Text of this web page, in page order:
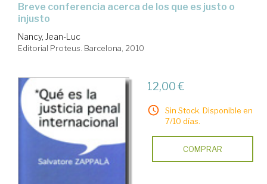
breve conferencia acerca de los que es justo o
injusto
Nancy, Jean-Luc
Editorial Proteus. Barcelona, 2010
12,00 €
Sin Stock. Disponible en
7/10 días.
COMPRAR